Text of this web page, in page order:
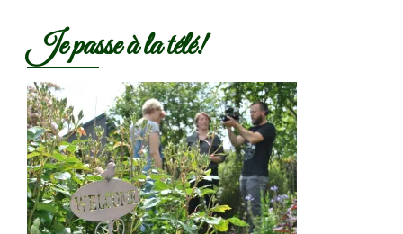
Je passe à la télé!